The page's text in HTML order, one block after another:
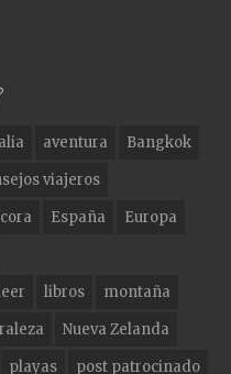
aventura
Bangkok
viajeros
España
Europa
libros
montaña
Nueva Zelanda
playas post patrocinado